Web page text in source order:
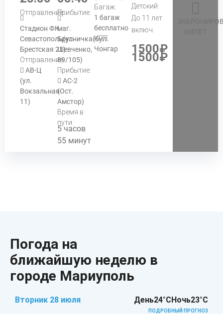
Отправление:
Стадион ФК
Севастополь(ул.
Брестская 21)
Отправление:
АВ-Ц
(ул.
Вокзальная
11)
Прибытие:
маг.
Брусничка(бул.
Шевченко,
89/105)
Прибытие:
АС-2
(Ост.
Амстор)
Время в
пути:
5 часов
55 минут
Багаж:
1 багаж
бесплатно
КПП:
Чонгар
Детский:
До 11 лет
включ.
1500₽
1500₽
Погода на
ближайшую неделю в
городе Мариуполь
Вторник 28 июля День24°CНочь23°C
ПОДРОБНЫЙ ПРОГНОЗ